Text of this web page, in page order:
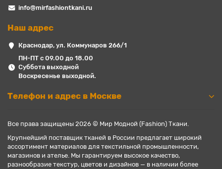
info@mirfashiontkani.ru
Наш адрес
Краснодар, ул. Коммунаров 266/1
ПН-ПТ с 09.00 до 18.00
Суббота выходной
Воскресенье выходной.
Телефон и адрес в Москве
Все права защищены 2026 © Мир Модной (Fashion) Ткани.
Крупнейший поставщик тканей в России предлагает широкий
ассортимент материалов для текстильной промышленности,
магазинов и ателье. Мы гарантируем высокое качество,
разнообразие текстур, цветов и дизайнов — в наличии более